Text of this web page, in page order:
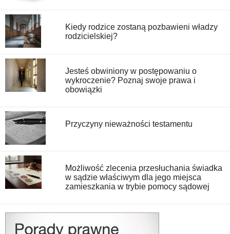
Kiedy rodzice zostaną pozbawieni władzy
rodzicielskiej?
Jesteś obwiniony w postępowaniu o
wykroczenie? Poznaj swoje prawa i
obowiązki
Przyczyny nieważności testamentu
Możliwość zlecenia przesłuchania świadka
w sądzie właściwym dla jego miejsca
zamieszkania w trybie pomocy sądowej